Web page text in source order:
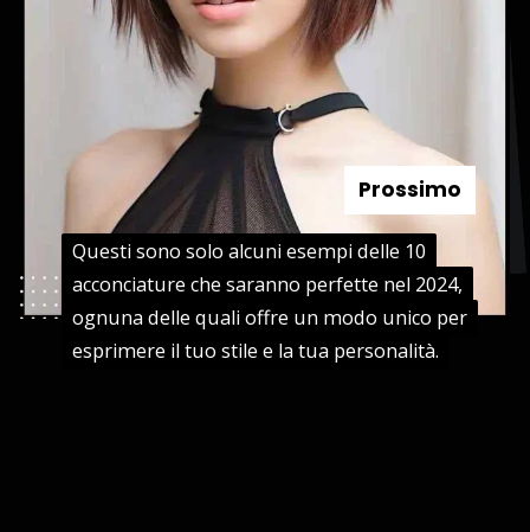
Questi sono solo alcuni esempi delle 10
acconciature che saranno perfette nel 2024,
ognuna delle quali offre un modo unico per
esprimere il tuo stile e la tua personalità.
Questi sono solo alcuni esempi delle 10
acconciature che saranno perfette nel 2024,
ognuna delle quali offre un modo unico per
esprimere il tuo stile e la tua personalità.
Prossimo